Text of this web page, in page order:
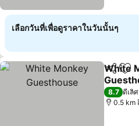
เลือกวันที่เพื่อดูราคาในวันนั้นๆ
แชร์ เพิ่
White
8.7 ดีเลิศ
0.5 km